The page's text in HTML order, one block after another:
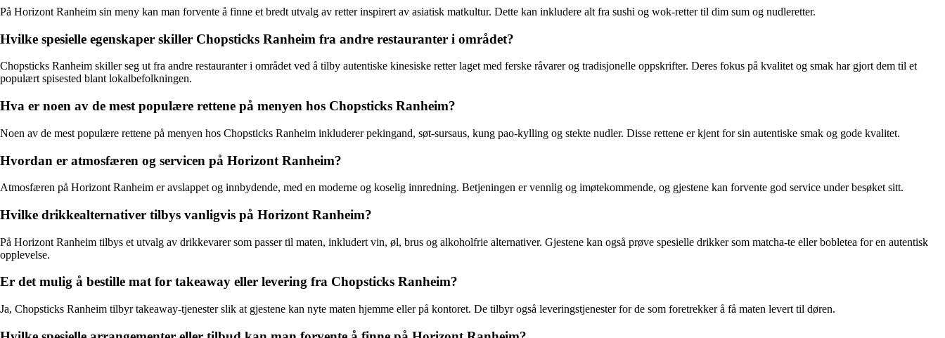
På Horizont Ranheim sin meny kan man forvente å finne et bredt utvalg av retter inspirert av asiatisk matkultur. Dette kan inkludere alt fra sushi og wok-retter til dim sum og nudleretter.
Hvilke spesielle egenskaper skiller Chopsticks Ranheim fra andre restauranter i området?
Chopsticks Ranheim skiller seg ut fra andre restauranter i området ved å tilby autentiske kinesiske retter laget med ferske råvarer og tradisjonelle oppskrifter. Deres fokus på kvalitet og smak har gjort dem til et
populært spisested blant lokalbefolkningen.
Hva er noen av de mest populære rettene på menyen hos Chopsticks Ranheim?
Noen av de mest populære rettene på menyen hos Chopsticks Ranheim inkluderer pekingand, søt-sursaus, kung pao-kylling og stekte nudler. Disse rettene er kjent for sin autentiske smak og gode kvalitet.
Hvordan er atmosfæren og servicen på Horizont Ranheim?
Atmosfæren på Horizont Ranheim er avslappet og innbydende, med en moderne og koselig innredning. Betjeningen er vennlig og imøtekommende, og gjestene kan forvente god service under besøket sitt.
Hvilke drikkealternativer tilbys vanligvis på Horizont Ranheim?
På Horizont Ranheim tilbys et utvalg av drikkevarer som passer til maten, inkludert vin, øl, brus og alkoholfrie alternativer. Gjestene kan også prøve spesielle drikker som matcha-te eller bobletea for en autentisk
opplevelse.
Er det mulig å bestille mat for takeaway eller levering fra Chopsticks Ranheim?
Ja, Chopsticks Ranheim tilbyr takeaway-tjenester slik at gjestene kan nyte maten hjemme eller på kontoret. De tilbyr også leveringstjenester for de som foretrekker å få maten levert til døren.